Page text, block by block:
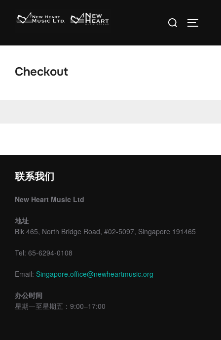
Search
Checkout
联系我们
New Heart Music Ltd
地址
Blk 465, North Bridge Road, #02-5097, Singapore 191465
Tel: 65-6294-0108
Email: Singapore.office@newheartmusic.org
办公时间
星期一至星期五：9:00–17:00